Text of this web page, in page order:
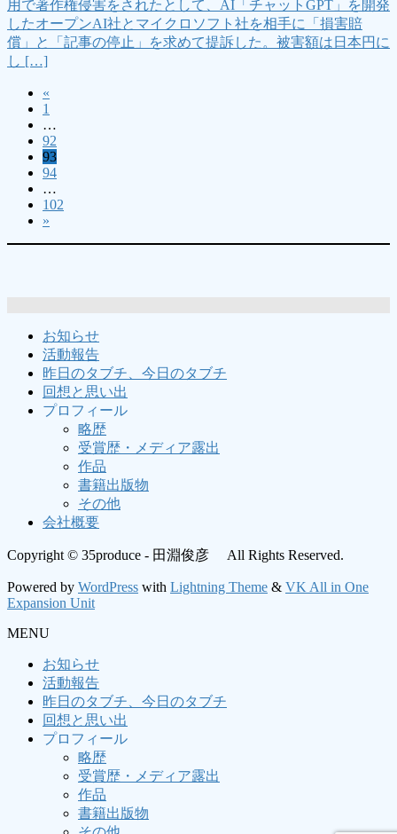
用で著作権侵害をされたとして、AI「チャットGPT」を開発
したオープンAI社とマイクロソフト社を相手に「損害賠
償」と「記事の停止」を求めて提訴した。被害額は日本円に
し […]
ジ
り
«
固
定
ペ
ー
ジ
1
…
固
定
ペ
ー
ジ
92
固
定
ペ
ー
ジ
93
固
定
ペ
ー
ジ
94
…
固
定
ペ
102
»
お知らせ
活動報告
昨日のタブチ、今日のタブチ
回想と思い出
プロフィール
略歴
受賞歴・メディア露出
作品
書籍出版物
その他
会社概要
Copyright © 35produce - 田淵俊彦 All Rights Reserved.
Powered by WordPress with Lightning Theme & VK All in One
Expansion Unit
MENU
お知らせ
活動報告
昨日のタブチ、今日のタブチ
回想と思い出
プロフィール
略歴
受賞歴・メディア露出
作品
書籍出版物